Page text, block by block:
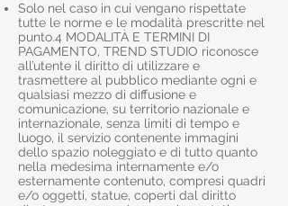
Solo nel caso in cui vengano rispettate
tutte le norme e le modalità prescritte nel
punto.4 MODALITÀ E TERMINI DI
PAGAMENTO, TREND STUDIO riconosce
all’utente il diritto di utilizzare e
trasmettere al pubblico mediante ogni e
qualsiasi mezzo di diffusione e
comunicazione, su territorio nazionale e
internazionale, senza limiti di tempo e
luogo, il servizio contenente immagini
dello spazio noleggiato e di tutto quanto
nella medesima internamente e/o
esternamente contenuto, compresi quadri
e/o oggetti, statue, coperti dal diritto